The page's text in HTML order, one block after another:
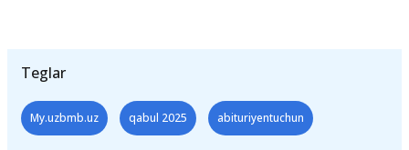
Teglar
My.uzbmb.uz qabul 2025 abituriyentuchun